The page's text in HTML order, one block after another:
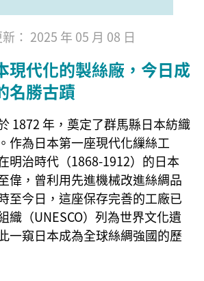
： 2025 年 05 月 08 日
現代化的製絲廠，今日成
名勝古蹟
1872 年，奠定了群馬縣日本紡織
作為日本第一座現代化繅絲工
明治時代（1868-1912）的日本
偉，曾利用先進機械改進絲綢品
至今日，這座保存完善的工廠已
織（UNESCO）列為世界文化遺
一窺日本成為全球絲綢強國的歷